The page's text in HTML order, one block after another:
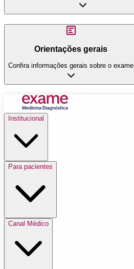
Orientações gerais
Confira informações gerais sobre o exame
Institucional
Para pacientes
Canal Médico